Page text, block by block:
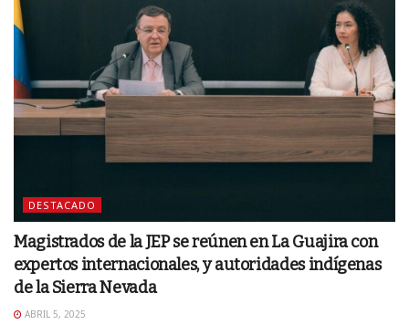
DESTACADO
Magistrados de la JEP se reúnen en La Guajira con
expertos internacionales, y autoridades indígenas
de la Sierra Nevada
ABRIL 5, 2025